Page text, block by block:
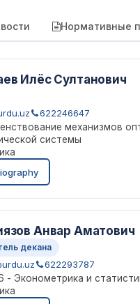
Нормативные
Илёс Султанович
622246647
механизмов
системы
Анвар Аматович
декана
622293787
- Эконометрика и